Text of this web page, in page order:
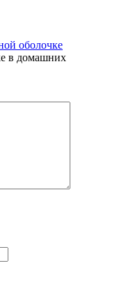
оболочке
в домашних